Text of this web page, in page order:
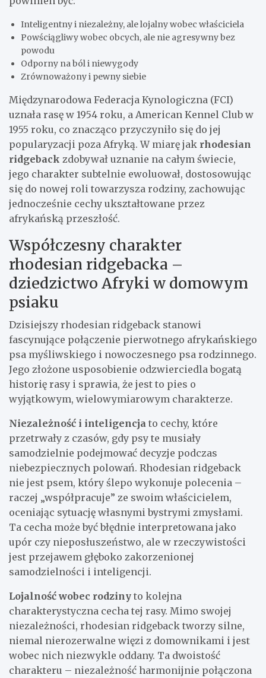
Inteligentny i niezależny, ale lojalny wobec właściciela
Powściągliwy wobec obcych, ale nie agresywny bez
powodu
Odporny na ból i niewygody
Zrównoważony i pewny siebie
Międzynarodowa Federacja Kynologiczna (FCI)
uznała rasę w 1954 roku, a American Kennel Club w
1955 roku, co znacząco przyczyniło się do jej
popularyzacji poza Afryką. W miarę jak rhodesian
ridgeback zdobywał uznanie na całym świecie,
jego charakter subtelnie ewoluował, dostosowując
się do nowej roli towarzysza rodziny, zachowując
jednocześnie cechy ukształtowane przez
afrykańską przeszłość.
Współczesny charakter
rhodesian ridgebacka –
dziedzictwo Afryki w domowym
psiaku
Dzisiejszy rhodesian ridgeback stanowi
fascynujące połączenie pierwotnego afrykańskiego
psa myśliwskiego i nowoczesnego psa rodzinnego.
Jego złożone usposobienie odzwierciedla bogatą
historię rasy i sprawia, że jest to pies o
wyjątkowym, wielowymiarowym charakterze.
Niezależność i inteligencja to cechy, które
przetrwały z czasów, gdy psy te musiały
samodzielnie podejmować decyzje podczas
niebezpiecznych polowań. Rhodesian ridgeback
nie jest psem, który ślepo wykonuje polecenia –
raczej „współpracuje” ze swoim właścicielem,
oceniając sytuację własnymi bystrymi zmysłami.
Ta cecha może być błędnie interpretowana jako
upór czy nieposłuszeństwo, ale w rzeczywistości
jest przejawem głęboko zakorzenionej
samodzielności i inteligencji.
Lojalność wobec rodziny to kolejna
charakterystyczna cecha tej rasy. Mimo swojej
niezależności, rhodesian ridgeback tworzy silne,
niemal nierozerwalne więzi z domownikami i jest
wobec nich niezwykle oddany. Ta dwoistość
charakteru – niezależność harmonijnie połączona